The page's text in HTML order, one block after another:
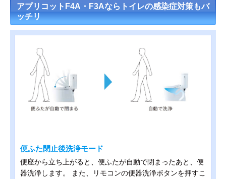
アプリコットF4A・F3Aならトイレの感染症対策もバ
ッチリ
便ふた閉止後洗浄モード
便座から立ち上がると、便ふたが自動で閉まったあと、便
器洗浄します。 また、リモコンの便器洗浄ボタンを押すこ